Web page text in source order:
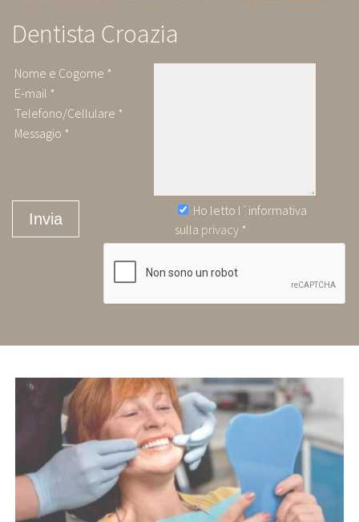
Dentista Croazia
Nome e Cogome
E-mail
Telefono/Cellulare
Messagio
Ho letto l´informativa
sulla privacy *
Invia